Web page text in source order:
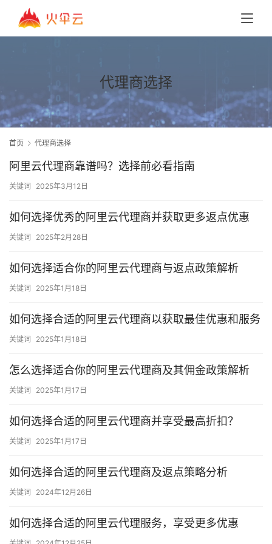
代理商选择
首页 代理商选择
阿里云代理商靠谱吗？选择前必看指南
关键词 2025年3月12日
如何选择优秀的阿里云代理商并获取更多返点优惠
关键词 2025年2月28日
如何选择适合你的阿里云代理商与返点政策解析
关键词 2025年1月18日
如何选择合适的阿里云代理商以获取最佳优惠和服务
关键词 2025年1月18日
怎么选择适合你的阿里云代理商及其佣金政策解析
关键词 2025年1月17日
如何选择合适的阿里云代理商并享受最高折扣？
关键词 2025年1月17日
如何选择合适的阿里云代理商及返点策略分析
关键词 2024年12月26日
如何选择合适的阿里云代理服务，享受更多优惠